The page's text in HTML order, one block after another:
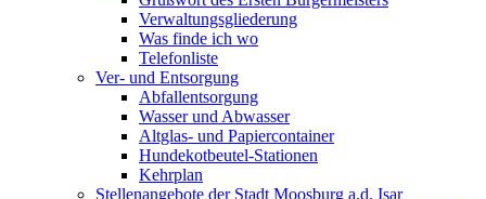
Verwaltungsgliederung
Was finde ich wo
Telefonliste
Ver- und Entsorgung
Abfallentsorgung
Wasser und Abwasser
Altglas- und Papiercontainer
Hundekotbeutel-Stationen
Kehrplan
Stellenangebote der Stadt Moosburg a.d. Isar